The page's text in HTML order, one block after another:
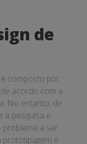
de
composto por
acordo com a
No entanto, de
a pesquisa e
problema a ser
prototipagem e